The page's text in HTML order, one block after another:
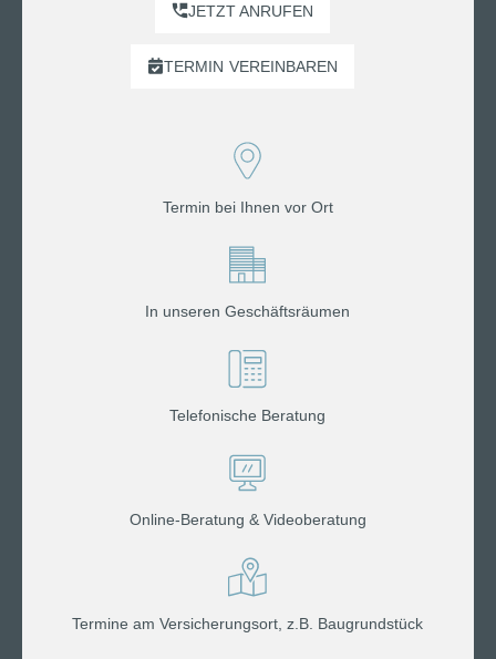
JETZT ANRUFEN
TERMIN VEREINBAREN
Termin bei Ihnen vor Ort
In unseren Geschäftsräumen
Telefonische Beratung
Online-Beratung & Videoberatung
Termine am Versicherungsort, z.B. Baugrundstück